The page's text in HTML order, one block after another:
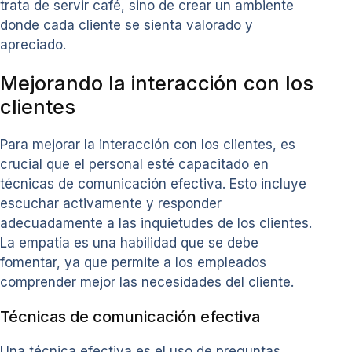
trata de servir café, sino de crear un ambiente
donde cada cliente se sienta valorado y
apreciado.
Mejorando la interacción con los
clientes
Para mejorar la interacción con los clientes, es
crucial que el personal esté capacitado en
técnicas de comunicación efectiva. Esto incluye
escuchar activamente y responder
adecuadamente a las inquietudes de los clientes.
La empatía es una habilidad que se debe
fomentar, ya que permite a los empleados
comprender mejor las necesidades del cliente.
Técnicas de comunicación efectiva